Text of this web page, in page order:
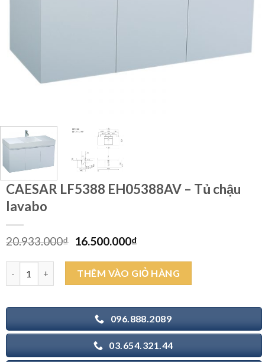
CAESAR LF5388 EH05388AV – Tủ chậu
lavabo
20.933.000₫ Giá
là:
20.933.000₫.
16.500.000₫Giá
tại
là:
16.500.000₫.
CAESAR LF5388 EH05388AV - Tủ chậu lavabo số lượng
THÊM VÀO GIỎ HÀNG
096.888.2089
03.654.321.44